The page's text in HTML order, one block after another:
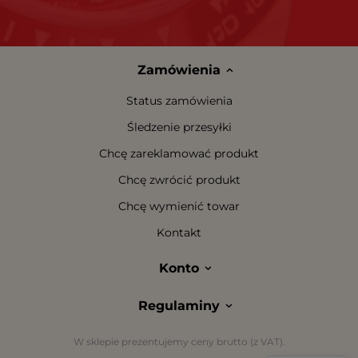
Zamówienia
Status zamówienia
Śledzenie przesyłki
Chcę zareklamować produkt
Chcę zwrócić produkt
Chcę wymienić towar
Kontakt
Konto
Regulaminy
W sklepie prezentujemy ceny brutto (z VAT).